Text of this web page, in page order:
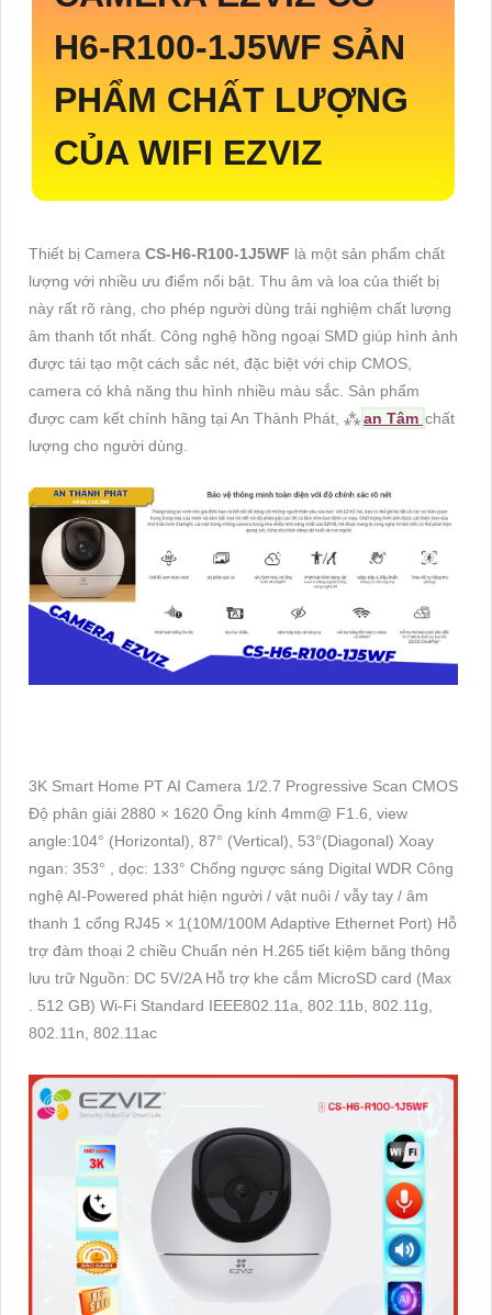
H6-R100-1J5WF SẢN
PHẨM CHẤT LƯỢNG
CỦA WIFI EZVIZ
Thiết bị Camera CS-H6-R100-1J5WF là một sản phẩm chất
lượng với nhiều ưu điểm nổi bật. Thu âm và loa của thiết bị
này rất rõ ràng, cho phép người dùng trải nghiệm chất lượng
âm thanh tốt nhất. Công nghệ hồng ngoại SMD giúp hình ảnh
được tái tạo một cách sắc nét, đặc biệt với chip CMOS,
camera có khả năng thu hình nhiều màu sắc. Sản phẩm
được cam kết chính hãng tại An Thành Phát, ⁂an Tâm chất
lượng cho người dùng.
3K Smart Home PT AI Camera 1/2.7 Progressive Scan CMOS
Độ phân giải 2880 × 1620 Ống kính 4mm@ F1.6, view
angle:104° (Horizontal), 87° (Vertical), 53°(Diagonal) Xoay
ngan: 353° , dọc: 133° Chống ngược sáng Digital WDR Công
nghệ AI-Powered phát hiện người / vật nuôi / vẫy tay / âm
thanh 1 cổng RJ45 × 1(10M/100M Adaptive Ethernet Port) Hỗ
trợ đàm thoại 2 chiều Chuẩn nén H.265 tiết kiệm băng thông
lưu trữ Nguồn: DC 5V/2A Hỗ trợ khe cắm MicroSD card (Max
. 512 GB) Wi-Fi Standard IEEE802.11a, 802.11b, 802.11g,
802.11n, 802.11ac